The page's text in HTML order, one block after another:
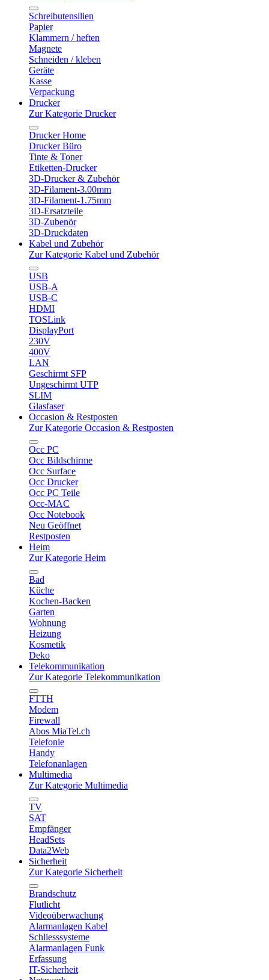
Schreibutensilien
Papier
Klammern / heften
Magnete
Schneiden / kleben
Geräte
Kasse
Verpackung
Drucker
Zur Kategorie Drucker
Drucker Home
Drucker Büro
Tinte & Toner
Etiketten-Drucker
3D-Drucker & Zubehör
3D-Filament-3.00mm
3D-Filament-1.75mm
3D-Ersatzteile
3D-Zubenör
3D-Druckdaten
Kabel und Zubehör
Zur Kategorie Kabel und Zubehör
USB
USB-A
USB-C
HDMI
TOSLink
DisplayPort
230V
400V
LAN
Geschirmt SFP
Ungeschirmt UTP
SLIM
Glasfaser
Occasion & Restposten
Zur Kategorie Occasion & Restposten
Occ PC
Occ Bildschirme
Occ Surface
Occ Drucker
Occ PC Teile
Occ-MAC
Occ Notebook
Neu Geöffnet
Restposten
Heim
Zur Kategorie Heim
Bad
Küche
Kochen-Backen
Garten
Wohnung
Heizung
Kosmetik
Deko
Telekommunikation
Zur Kategorie Telekommunikation
FTTH
Modem
Firewall
Abos MiaTel.ch
Telefonie
Handy
Telefonanlagen
Multimedia
Zur Kategorie Multimedia
TV
SAT
Empfänger
HeadSets
Data2Web
Sicherheit
Zur Kategorie Sicherheit
Brandschutz
Flutlicht
Videoüberwachung
Alarmanlagen Kabel
Schliesssysteme
Alarmanlagen Funk
Erfassung
IT-Sicherheit